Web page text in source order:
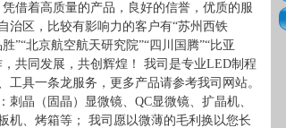
借着高质量的产品，良好的信誉，优质的服
治区，比较有影响力的客户有“苏州西铁
”“北京航空航天研究院”“四川国腾”“比亚
共同发展，共创辉煌！ 我司是专业LED制程
具一条龙服务，更多产品请参考我司网站。
晶（固晶）显微镜、QC显微镜、扩晶机、
机、烤箱等； 我司愿以微薄的毛利换以您长